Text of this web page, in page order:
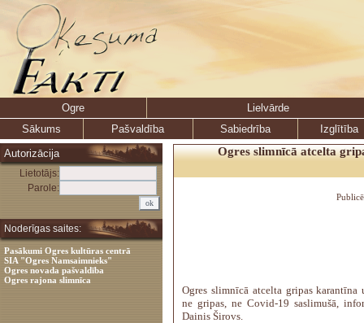
Ogre
Lielvārde
Sākums
Pašvaldība Sabiedrība
Izglītība
Autorizācija
Lietotājs:
Parole:
Noderīgas saites:
Pasākumi Ogres kultūras centrā
SIA "Ogres Namsaimnieks"
Ogres novada pašvaldība
Ogres rajona slimnīca
Ogres slimnīcā atcelta
Ogres slimnīcā atcelta gripas
ne gripas, ne Covid-19 saslimušā,
Dainis Širovs.